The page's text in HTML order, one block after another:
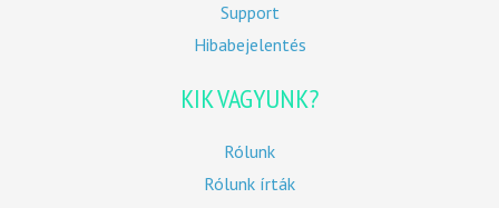
Support
Hibabejelentés
KIK VAGYUNK?
Rólunk
Rólunk írták